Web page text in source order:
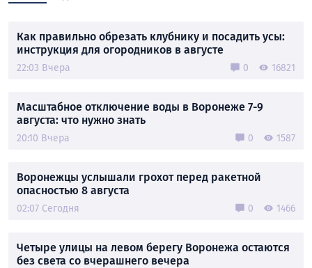
Как правильно обрезать клубнику и посадить усы:
инструкция для огородников в августе
22:03 Вчера 0 16821
Масштабное отключение воды в Воронеже 7-9
августа: что нужно знать
20:10 Вчера 0 1587
Воронежцы услышали грохот перед ракетной
опасностью 8 августа
02:07 Сегодня 0 1466
Четыре улицы на левом берегу Воронежа остаются
без света со вчерашнего вечера